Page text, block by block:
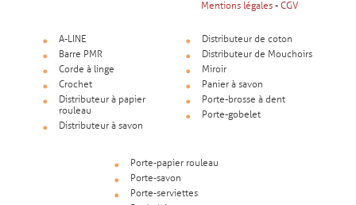
Mentions légales - CGV
A-LINE
Barre PMR
Corde à linge
Crochet
Distributeur à papier
rouleau
Distributeur à savon
Distributeur de coton
Distributeur de Mouchoirs
Miroir
Panier à savon
Porte-brosse à dent
Porte-gobelet
Porte-papier rouleau
Porte-savon
Porte-serviettes